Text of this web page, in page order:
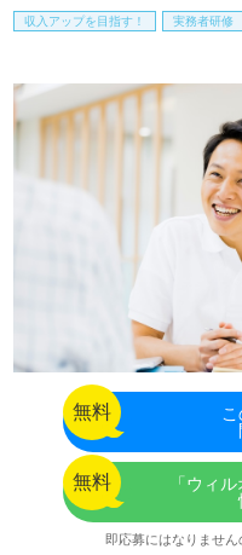
収入アップを目指す！ 実務者研修
無料
無料
「ウィ
即応募にはなりませ